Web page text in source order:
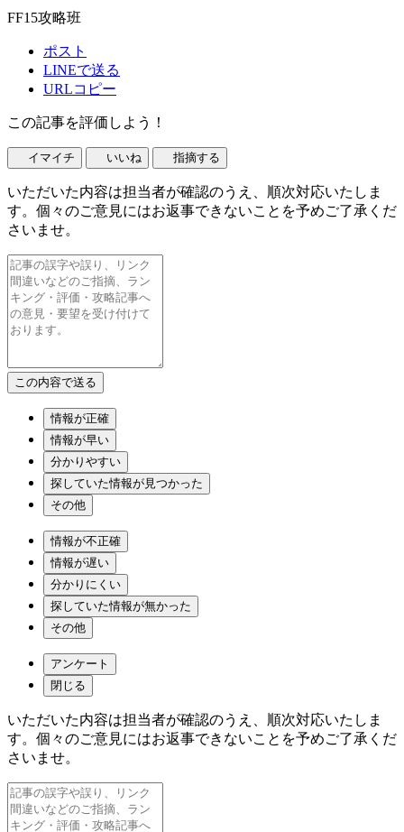
FF15攻略班
ポスト
LINEで送る
URLコピー
この記事を評価しよう！
イマイチ いいね 指摘する
いただいた内容は担当者が確認のうえ、順次対応いたしま
す。個々のご意見にはお返事できないことを予めご了承くだ
さいませ。
情報が正確
情報が早い
分かりやすい
探していた情報が見つかった
その他
情報が不正確
情報が遅い
分かりにくい
探していた情報が無かった
その他
アンケート
閉じる
いただいた内容は担当者が確認のうえ、順次対応いたしま
す。個々のご意見にはお返事できないことを予めご了承くだ
さいませ。